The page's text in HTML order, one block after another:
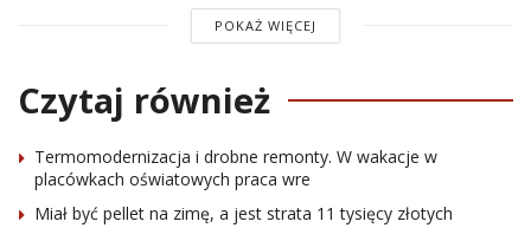
POKAŻ WIĘCEJ
Czytaj również
Termomodernizacja i drobne remonty. W wakacje w
placówkach oświatowych praca wre
Miał być pellet na zimę, a jest strata 11 tysięcy złotych